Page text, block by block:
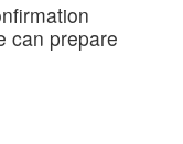
can prepare